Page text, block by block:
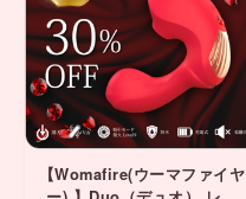
【Womafire(ウーマファイヤ